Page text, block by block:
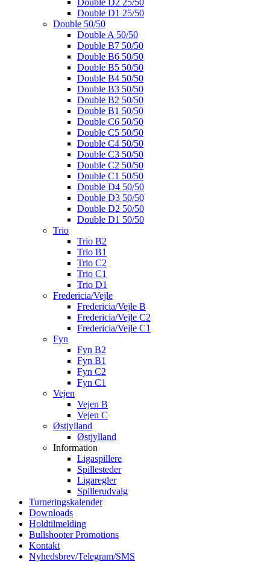
Double D2 25/50
Double D1 25/50
Double 50/50
Double A 50/50
Double B7 50/50
Double B6 50/50
Double B5 50/50
Double B4 50/50
Double B3 50/50
Double B2 50/50
Double B1 50/50
Double C6 50/50
Double C5 50/50
Double C4 50/50
Double C3 50/50
Double C2 50/50
Double C1 50/50
Double D4 50/50
Double D3 50/50
Double D2 50/50
Double D1 50/50
Trio
Trio B2
Trio B1
Trio C2
Trio C1
Trio D1
Fredericia/Vejle
Fredericia/Vejle B
Fredericia/Vejle C2
Fredericia/Vejle C1
Fyn
Fyn B2
Fyn B1
Fyn C2
Fyn C1
Vejen
Vejen B
Vejen C
Østjylland
Østjylland
Information
Ligaspillere
Spillesteder
Ligaregler
Spillerudvalg
Turneringskalender
Downloads
Holdtilmelding
Bullshooter Promotions
Kontakt
Nyhedsbrev/Telegram/SMS